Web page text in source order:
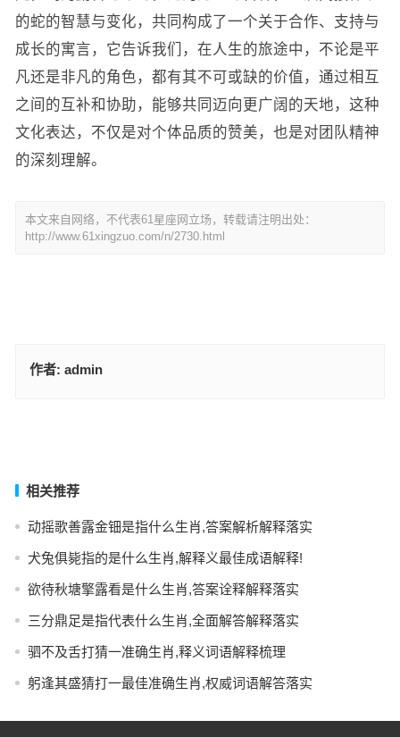
的蛇的智慧与变化，共同构成了一个关于合作、支持与
成长的寓言，它告诉我们，在人生的旅途中，不论是平
凡还是非凡的角色，都有其不可或缺的价值，通过相互
之间的互补和协助，能够共同迈向更广阔的天地，这种
文化表达，不仅是对个体品质的赞美，也是对团队精神
的深刻理解。
本文来自网络，不代表61星座网立场，转载请注明出处：
http://www.61xingzuo.com/n/2730.html
作者: admin
相关推荐
动摇歌善露金钿是指什么生肖,答案解析解释落实
犬兔俱毙指的是什么生肖,解释义最佳成语解释!
欲待秋塘擎露看是什么生肖,答案诠释解释落实
三分鼎足是指代表什么生肖,全面解答解释落实
驷不及舌打猜一准确生肖,释义词语解释梳理
躬逢其盛猜打一最佳准确生肖,权威词语解答落实